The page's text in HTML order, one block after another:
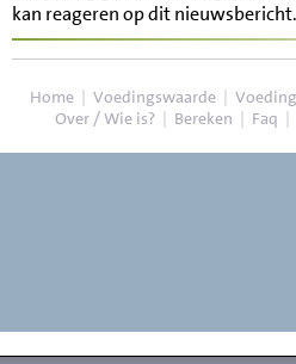
kan reageren op dit nieuwsbericht.
Home | Voedingswaarde |
Over / Wie is? | Bereken | Faq |